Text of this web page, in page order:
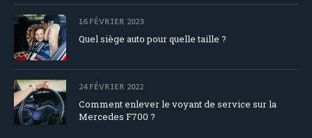
16 FÉVRIER 2023
Quel siège auto pour quelle taille ?
24 FÉVRIER 2022
Comment enlever le voyant de service sur la
Mercedes F700 ?